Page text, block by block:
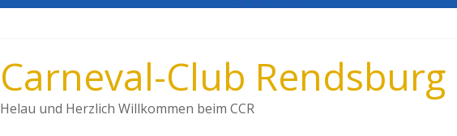
Carneval-Club Rendsburg
Helau und Herzlich Willkommen beim CCR